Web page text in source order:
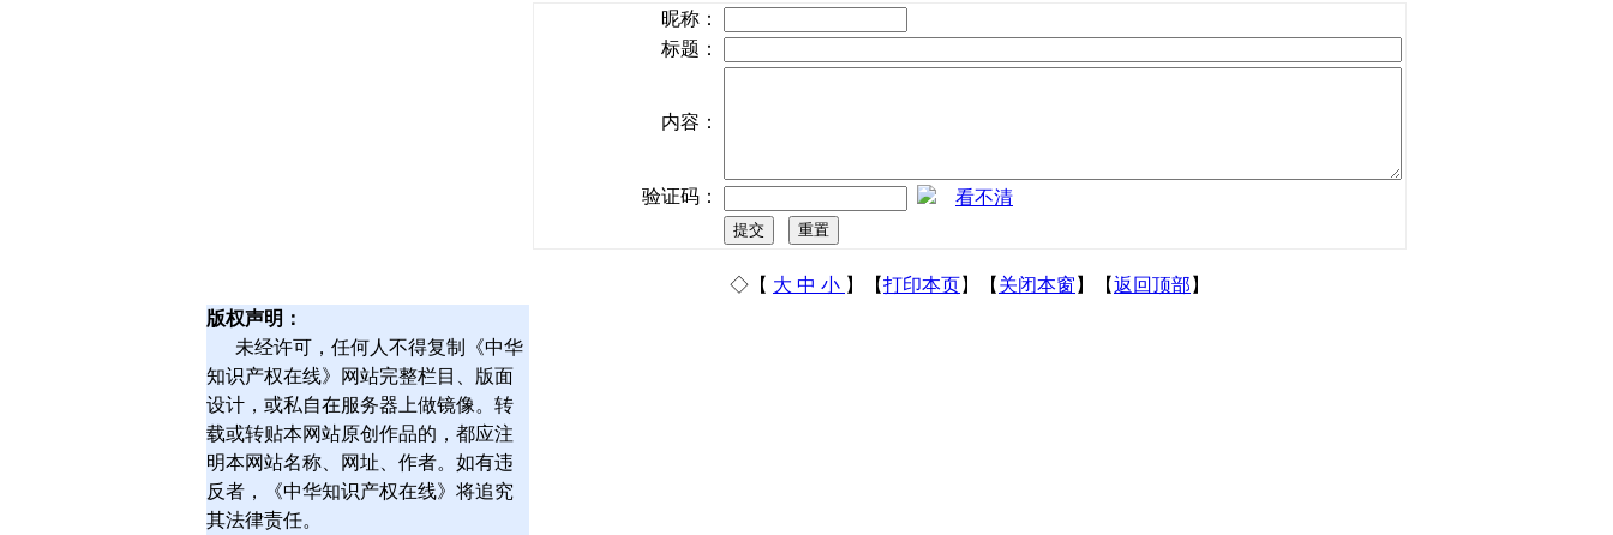
昵称：
标题：
内容：
验证码： 看不清
◇【 大 中 小 】【打印本页】【 关闭本窗 】【返回顶部 】
版权声明：
未经许可，任何人不得复制《中华
知识产权在线》网站完整栏目、版面
设计，或私自在服务器上做镜像。转
载或转贴本网站原创作品的，都应注
明本网站名称、网址、作者。如有违
反者，《中华知识产权在线》将追究
其法律责任。